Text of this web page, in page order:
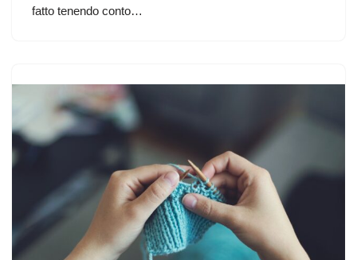
fatto tenendo conto…